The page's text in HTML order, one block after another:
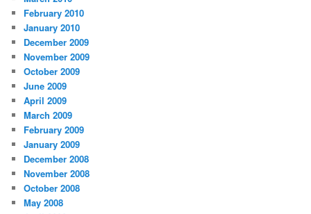
February 2010
January 2010
December 2009
November 2009
October 2009
June 2009
April 2009
March 2009
February 2009
January 2009
December 2008
November 2008
October 2008
May 2008